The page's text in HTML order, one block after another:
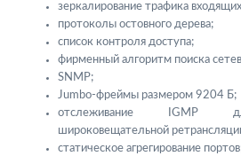
зеркалирование трафика
протоколы остовного дерева;
список контроля доступа;
фирменный алгоритм поиска
SNMP;
Jumbo-фреймы размером 9204 Б;
отслеживание IGMP
широковещательной
статическое агрегирование